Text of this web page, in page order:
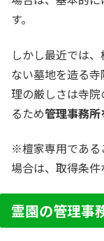
す。
しかし最近では
ない墓地を造る
理の厳しさは寺
るため管理事務
※檀家専用である
場合は、取得条件
霊園の管理事